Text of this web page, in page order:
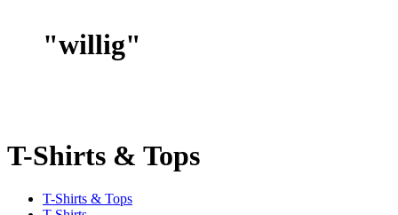
"willig"
T-Shirts & Tops
T-Shirts & Tops